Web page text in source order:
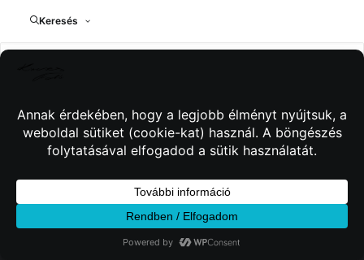
Keresés
© 2026 Kincses Fotó. Minden jog fenntartva